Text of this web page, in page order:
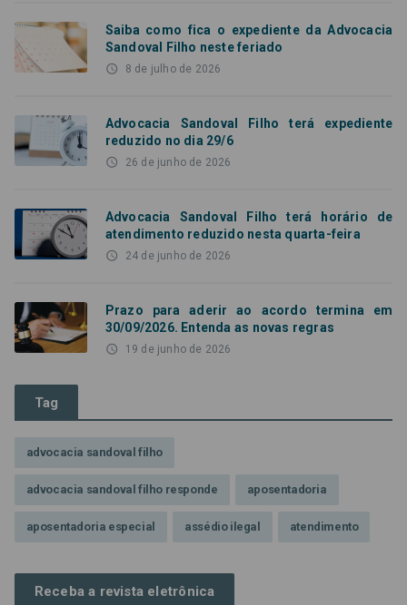
Saiba como fica o expediente da Advocacia
Sandoval Filho neste feriado
access_time 8 de julho de 2026
Advocacia Sandoval Filho terá expediente
reduzido no dia 29/6
access_time 26 de junho de 2026
Advocacia Sandoval Filho terá horário de
atendimento reduzido nesta quarta-feira
access_time 24 de junho de 2026
Prazo para aderir ao acordo termina em
30/09/2026. Entenda as novas regras
access_time 19 de junho de 2026
Tag
advocacia sandoval filho
advocacia sandoval filho responde aposentadoria
aposentadoria especial assédio ilegal atendimento
Receba a revista eletrônica